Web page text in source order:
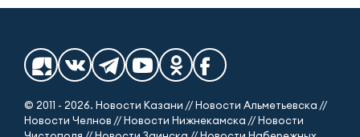
© 2011 - 2026. Новости Казани // Новости Альметьевска //
Новости Челнов // Новости Нижнекамска // Новости